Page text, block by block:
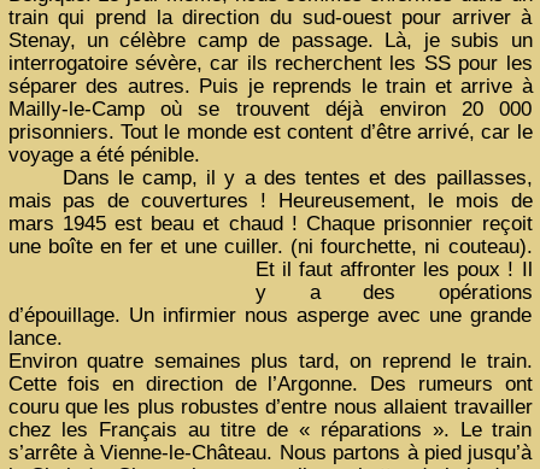
train qui prend la direction du sud-ouest pour arriver à
Stenay, un célèbre camp de passage. Là, je subis un
interrogatoire sévère, car ils recherchent les SS pour les
séparer des autres. Puis je reprends le train et arrive à
Mailly-le-Camp où se trouvent déjà environ 20 000
prisonniers. Tout le monde est content d’être arrivé, car le
voyage a été pénible.
Dans le camp, il y a des tentes et des paillasses,
mais pas de couvertures ! Heureusement, le mois de
mars 1945 est beau et chaud ! Chaque prisonnier reçoit
une boîte en fer et une cuiller. (ni fourchette, ni couteau).
Et il faut affronter les poux ! I
y a des opérations
d’épouillage. Un infirmier nous asperge avec une grande
lance.
Environ quatre semaines plus tard, on reprend le train.
Cette fois en direction de l’Argonne. Des rumeurs ont
couru que les plus robustes d’entre nous allaient travailler
chez les Français au titre de « réparations ». Le train
s’arrête à Vienne-le-Château. Nous partons à pied jusqu’à